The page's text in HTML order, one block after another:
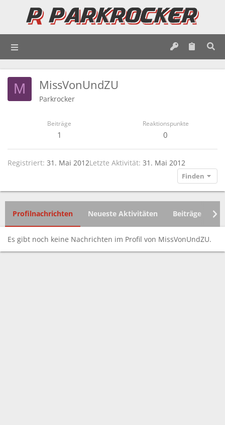
M MissVonUndZU
Parkrocker
Beiträge
1
Reaktionspunkte
0
Registriert 31. Mai 2012Letzte Aktivität 31. Mai 2012
Finden
Profilnachrichten Neueste Aktivitäten Beiträge
Es gibt noch keine Nachrichten im Profil von MissVonUndZU.